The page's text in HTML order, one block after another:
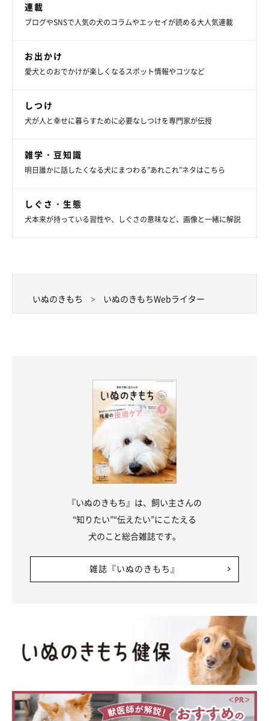
連載
ブログやSNSで人気の犬のコラムやエッセイが読める大人気連載
お出かけ
愛犬とのおでかけが楽しくなるスポット情報やコツなど
しつけ
犬が人と幸せに暮らすために必要なしつけを専門家が伝授
雑学・豆知識
明日誰かに話したくなる犬にまつわる”あれこれ”ネタはこちら
しぐさ・生態
犬本来が持っている習性や、しぐさの意味など、画像と一緒に解説
いぬのきもち いぬのきもちWebライター
『いぬのきもち』は、飼い主さんの
“知りたい”“伝えたい”にこたえる
犬のこと総合雑誌です。
雑誌『いぬのきもち』